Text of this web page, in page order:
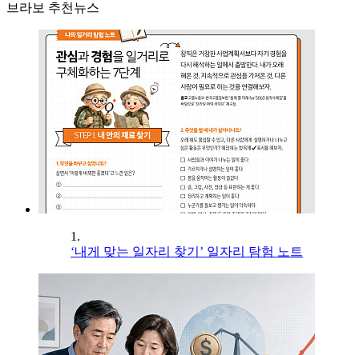
브라보 추천뉴스
1.
‘내게 맞는 일자리 찾기’ 일자리 탐험 노트